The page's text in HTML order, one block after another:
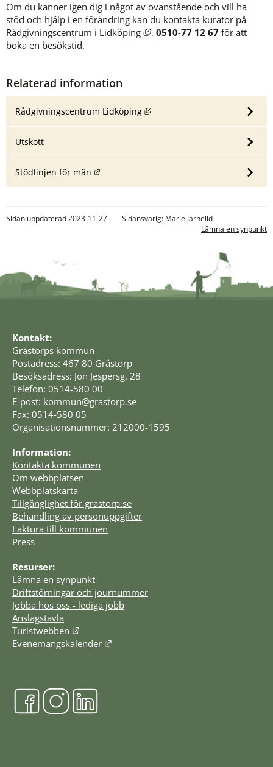
Om du känner igen dig i något av ovanstående och vill ha
stöd och hjälp i en förändring kan du kontakta kurator på
Rådgivningscentrum i Lidköping
Länk till annan webbplats,
, 0510-77 12 67 för att
boka en besökstid.
Relaterad information
Rådgivningscentrum Lidköping Länk till annan webbplats,
Utskott
Stödlinjen för män
Sidan uppdaterad 2023-11-27 Sidansvarig: Marie Jarnelid
Lämna en synpunkt
Kontakt:
Grästorps kommun
Postadress: 467 80 Grästorp
Besöksadress: Jon Jespersg. 28
Telefon: 0514-580 00
E-post: kommun@grastorp.se
Fax: 0514-580 05
Organisationsnummer: 212000-1595
Information:
Kontakta kommunen
Om webbplatsen
Webbplatskarta
Tillgänglighet för grastorp.se
Behandling av personuppgifter
Faktura till kommunen
Press
Resurser:
Lämna en synpunkt
Driftstörningar och journummer
Jobba hos oss - lediga jobb
Anslagstavla
Turistwebben
Länk till annan webbplats.
Evenemangskalender
Länk till annan webbplats.